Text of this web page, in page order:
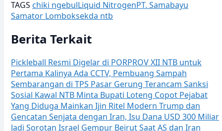
TAGS chiki ngebulLiquid NitrogenPT. Samabayu
Samator Lomboksekda ntb
Berita Terkait
Pickleball Resmi Digelar di PORPROV XII NTB untuk
Pertama Kalinya Ada CCTV, Pembuang Sampah
Sembarangan di TPS Pasar Gerung Terancam Sanksi
Sosial Kawal NTB Minta Bupati Loteng Copot Pejabat
Yang Diduga Mainkan Ijin Ritel Modern Trump dan
Gencatan Senjata dengan Iran, Isu Dana USD 300 Miliar
Jadi Sorotan Israel Gempur Beirut Saat AS dan Iran